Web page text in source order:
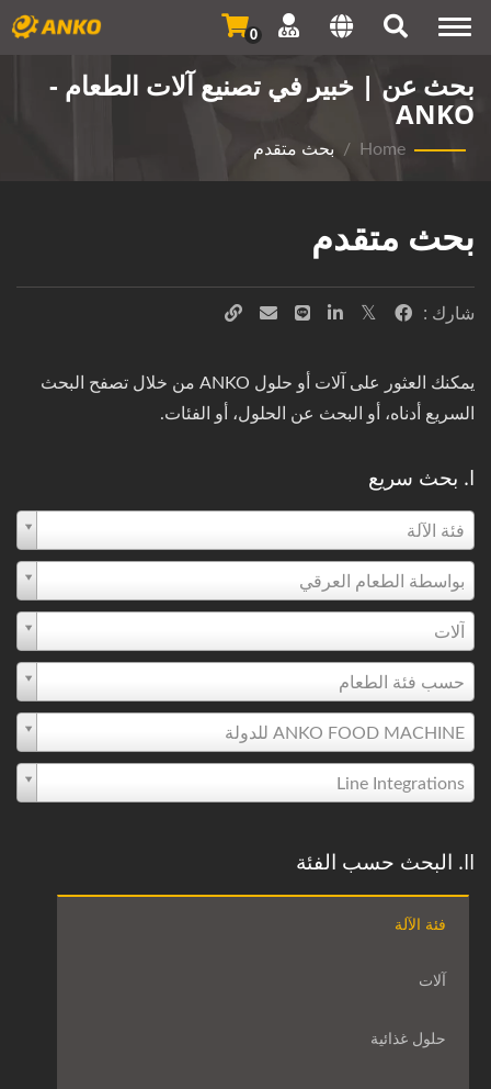
0
بحث عن | خبير في تصنيع آلات الطعام -
ANKO
Home
/ بحث متقدم
بحث متقدم
شارك :
يمكنك العثور على آلات أو حلول ANKO من خلال تصفح البحث
السريع أدناه، أو البحث عن الحلول، أو الفئات.
I. بحث سريع
فئة الآلة
بواسطة الطعام العرقي
آلات
حسب فئة الطعام
ANKO FOOD MACHINE للدولة
Line Integrations
II. البحث حسب الفئة
فئة الآلة
آلات
حلول غذائية